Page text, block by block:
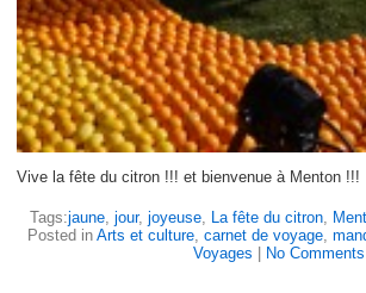
Vive la fête du citron !!! et bienvenue à Menton !!!
Tags:jaune, jour, joyeuse, La fête du citron,
Posted in Arts et culture, carnet de voyage,
Voyages
No